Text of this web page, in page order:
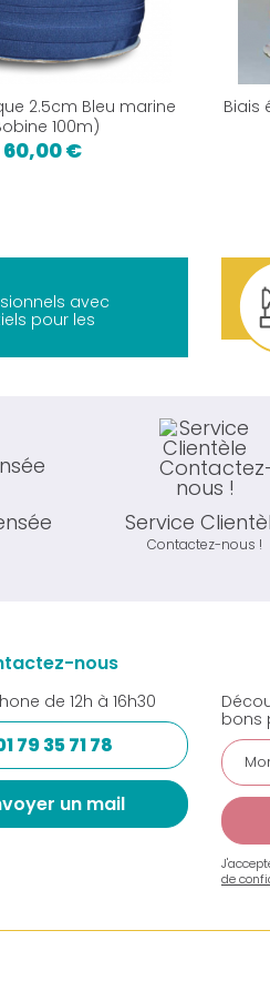
2.5cm Bleu marine
100m)
60,00 €
Biais
avec
pour les
Service
Contactez-nous !
nous
de 12h à 16h30
79 35 71 78
un mail
bons
de